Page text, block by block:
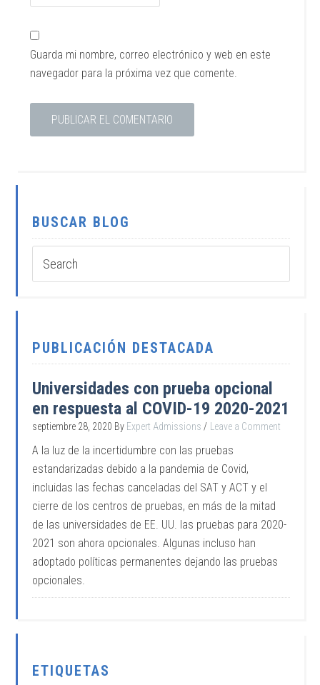
Guarda mi nombre, correo electrónico y web en este
navegador para la próxima vez que comente.
BUSCAR BLOG
PUBLICACIÓN DESTACADA
Universidades con prueba opcional
en respuesta al COVID-19 2020-2021
septiembre 28, 2020 By Expert Admissions Leave a Comment
A la luz de la incertidumbre con las pruebas
estandarizadas debido a la pandemia de Covid,
incluidas las fechas canceladas del SAT y ACT y el
cierre de los centros de pruebas, en más de la mitad
de las universidades de EE. UU. las pruebas para 2020-
2021 son ahora opcionales. Algunas incluso han
adoptado políticas permanentes dejando las pruebas
opcionales.
ETIQUETAS